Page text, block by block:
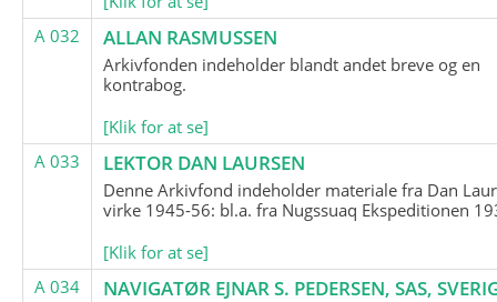
A 032
ALLAN RASMUSSEN
Arkivfonden indeholder blandt andet breve og en
kontrabog.
[Klik for at se]
A 033
LEKTOR DAN LAURSEN
Denne Arkivfond indeholder materiale fra Dan
virke 1945-56: bl.a. fra Nugssuaq Ekspeditionen
[Klik for at se]
A 034
NAVIGATØR EJNAR S. PEDERSEN, SAS,